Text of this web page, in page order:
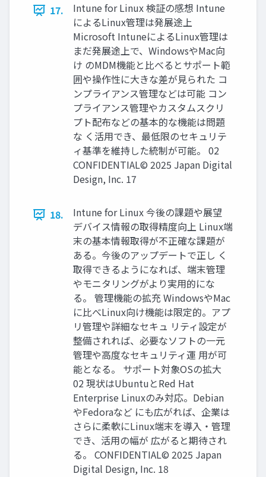
17.
Intune for Linux 検証の感想 Intune
によるLinux管理は発展途上
Microsoft IntuneによるLinux管理は
まだ発展途上で、WindowsやMac向
け のMDM機能と比べるとサポート範
囲や操作性に大きな差が見られた コ
ンプライアンス管理などは可能 コン
プライアンス管理やカスタムスクリ
プト配布などの基本的な機能は問題
な く活用でき、最低限のセキュリテ
ィ基準を維持した統制が可能。 02
CONFIDENTIAL© 2025 Japan Digital
Design, Inc. 17
18.
Intune for Linux 今後の課題や展望
デバイス情報の取得精度向上 Linux端
末の基本情報取得が不正確な課題が
ある。今後のアップデートで正し く
取得できるようになれば、端末管理
やモニタリングがより実用的にな
る。 管理機能の拡充 WindowsやMac
に比べLinux向け機能は限定的。アプ
リ管理や詳細なセキュ リティ設定が
整備されれば、必要なソフトの一元
管理や高度なセキュリティ運 用が可
能となる。 サポート対象OSの拡大
02 現状はUbuntuとRed Hat
Enterprise Linuxのみ対応。Debian
やFedoraなど にも広がれば、企業は
さらに柔軟にLinux端末を導入・管理
でき、活用の幅が 広がると期待され
る。 CONFIDENTIAL© 2025 Japan
Digital Design, Inc. 18